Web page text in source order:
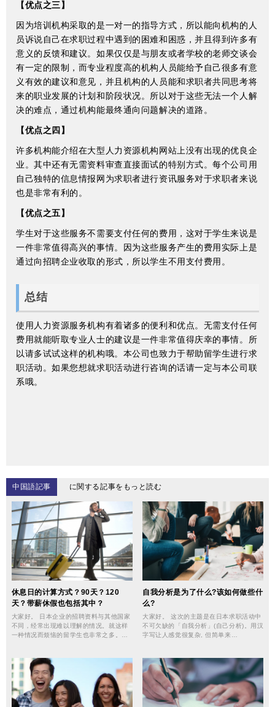
【优点之三】
因为培训机构采取的是一对一的指导方式，所以能向机构的人
员诉说自己在求职过程中遇到的困难和困惑，并且得到许多有
意义的反馈和建议。如果仅仅是与朋友或者学校的老师交谈会
有一定的限制，而专业程度高的机构人员能给予自己很多有意
义有效的建议和意见，并且机构的人员能和求职者共同思考将
来的职业发展的计划和阶段状况。所以对于这些无法一个人解
决的难点，通过机构能最终通向问题解决的道路。
【优点之四】
许多机构能介绍在大型人力资源机构网站上没有出现的优良企
业。其中还有无需资料审查直接面试的特别方式。每个公司用
自己独特的信息情报网为求职者进行资讯服务对于求职者来说
也是非常有利的。
【优点之五】
学生对于这些服务不需要支付任何的费用，这对于学生来说是
一件非常值得高兴的事情。因为这些服务产生的费用实际上是
通过向招聘企业收取的形式，所以学生不用支付费用。
总结
使用人力资源服务机构有着诸多的便利和优点。无需支付任何
费用就能听取专业人士的建议是一件非常值得庆幸的事情。所
以请多试试这样的机构哦。本公司也致力于帮助留学生进行求
职活动。如果您想就求职活动进行咨询的话请一定与本公司联
系哦。
中国語記事 に関する記事をもっと読む
休息日的计算方式？90天？120
天？带薪休假也包括其中？
大家好。 日本企业的招聘资料与其他国家
不同，经常出现难以理解的情况。就这样
一种情况而烦恼的留学生也非常之多。…
⾃我分析是为了什么?该如何做些什
么?
大家好。 这次的主题是在日本求职活动中
不可欠缺的「自我分析」(自己分析)。用汉
字写让人感觉很复杂, 但简单来…